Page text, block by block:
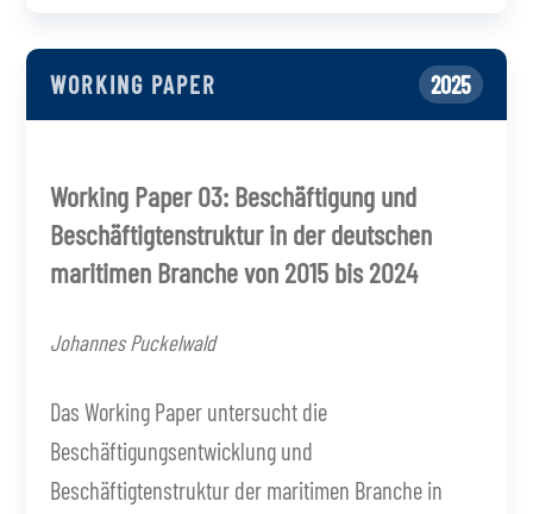
WORKING PAPER 2025
Working Paper 03: Beschäftigung und
Beschäftigtenstruktur in der deutschen
maritimen Branche von 2015 bis 2024
Johannes Puckelwald
Das Working Paper untersucht die
Beschäftigungsentwicklung und
Beschäftigtenstruktur der maritimen Branche in